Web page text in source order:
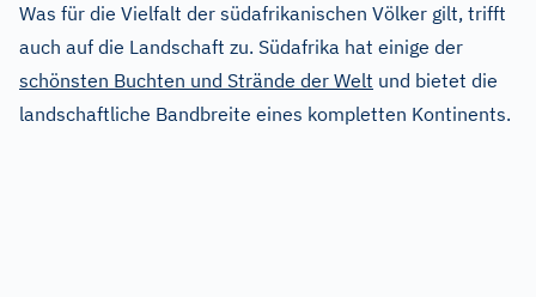
Was für die Vielfalt der südafrikanischen Völker gilt, trifft
auch auf die Landschaft zu. Südafrika hat einige der
schönsten Buchten und Strände der Welt und bietet die
landschaftliche Bandbreite eines kompletten Kontinents.